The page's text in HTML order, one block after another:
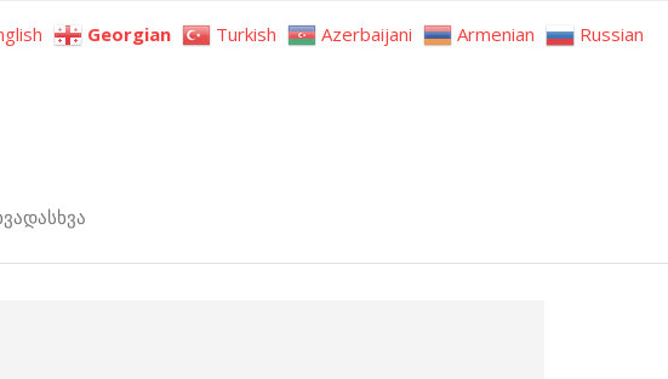
Georgian Turkish Azerbaijani Armenian Russian